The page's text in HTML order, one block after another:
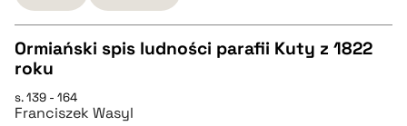
BIBTEX
Ormiański spis ludności parafii Kuty z 1822
roku
s. 139 - 164
Franciszek Wasyl